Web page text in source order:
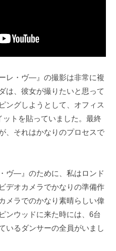
レ・ヴ―』の撮影は非常に複
は、彼女が撮りたいと思って
ングしようとして、オフィス
トを貼っていました。最終
、それはかなりのプロセスで
ヴ―』のために、私はロンド
デオカメラでかなりの準備作
メラでのかなり素晴らしい偉
ンウッドに来た時には、6台
いるダンサーの全員がいまし